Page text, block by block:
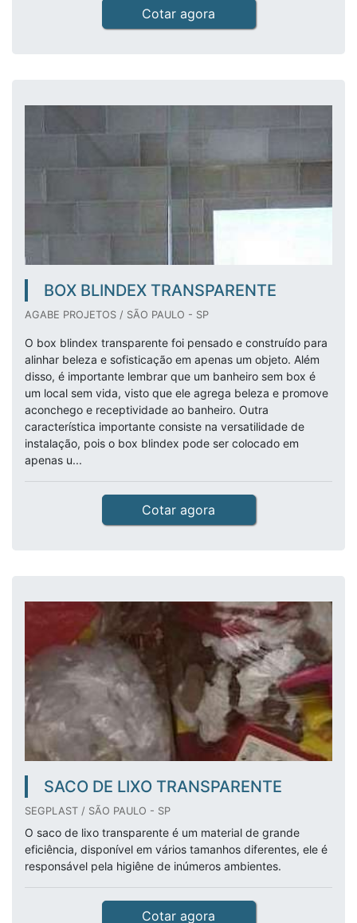
Cotar agora
BOX BLINDEX TRANSPARENTE
AGABE PROJETOS / SÃO PAULO - SP
O box blindex transparente foi pensado e construído para
alinhar beleza e sofisticação em apenas um objeto. Além
disso, é importante lembrar que um banheiro sem box é
um local sem vida, visto que ele agrega beleza e promove
aconchego e receptividade ao banheiro. Outra
característica importante consiste na versatilidade de
instalação, pois o box blindex pode ser colocado em
apenas u...
Cotar agora
SACO DE LIXO TRANSPARENTE
SEGPLAST / SÃO PAULO - SP
O saco de lixo transparente é um material de grande
eficiência, disponível em vários tamanhos diferentes, ele é
responsável pela higiêne de inúmeros ambientes.
Cotar agora